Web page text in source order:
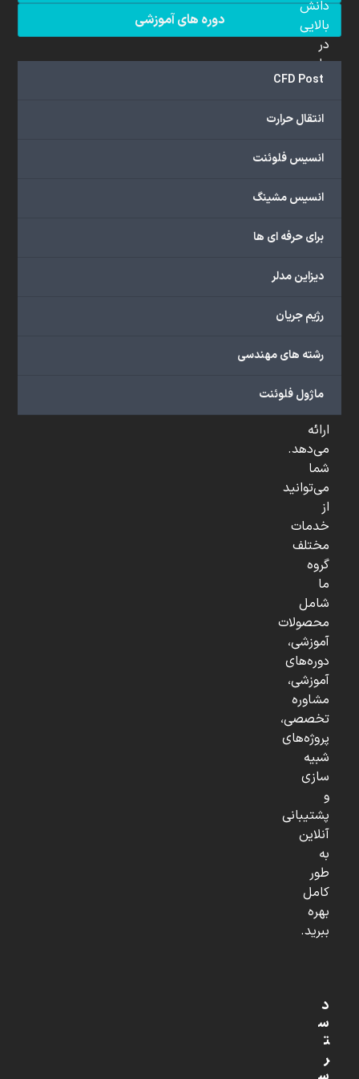
دوره های آموزشی
CFD Post
انتقال حرارت
انسیس فلوئنت
انسیس مشینگ
برای حرفه ای ها
دیزاین مدلر
رژیم جریان
رشته های مهندسی
ماژول فلوئنت
دانش
بالایی
در
علم
دینامیک
محاسباتی
برخوردار
مجموعه
خدمات
را
اهداف
پژوهشی،
و
...
ارائه
می‌دهد.
شما
می‌توانید
از
خدمات
مختلف
گروه
ما
شامل
محصولات
آموزشی،
دوره‌های
آموزشی،
مشاوره
تخصصی،
پروژه‌های
شبیه
سازی
و
پشتیبانی
آنلاین
به
طور
کامل
بهره
ببرید.
د
س
ت
ر